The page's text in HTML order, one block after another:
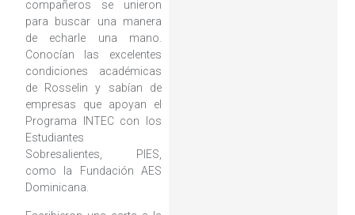
compañeros se unieron
para buscar una manera
de echarle una mano.
Conocían las excelentes
condiciones académicas
de Rosselin y sabían de
empresas que apoyan el
Programa INTEC con los
Estudiantes
Sobresalientes, PIES,
como la Fundación AES
Dominicana.